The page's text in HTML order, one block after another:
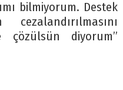
bilmiyorum. Destek
diyorum”